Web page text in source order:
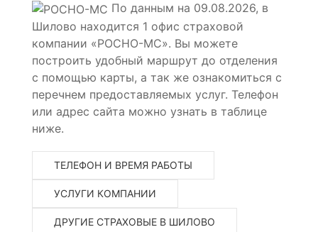
По данным на 09.08.2026, в
Шилово находится 1 офис страховой
компании «РОСНО-МС». Вы можете
построить удобный маршрут до отделения
с помощью карты, а так же ознакомиться с
перечнем предоставляемых услуг. Телефон
или адрес сайта можно узнать в таблице
ниже.
ТЕЛЕФОН И ВРЕМЯ РАБОТЫ
УСЛУГИ КОМПАНИИ
ДРУГИЕ СТРАХОВЫЕ В ШИЛОВО